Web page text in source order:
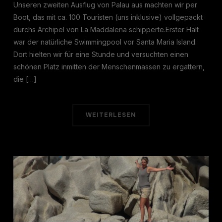
Unseren zweiten Ausflug von Palau aus machten wir per
Boot, das mit ca. 100 Touristen (uns inklusive) vollgepackt
durchs Archipel von La Maddalena schipperte.Erster Halt
war der natürliche Swimmingpool vor Santa Maria Island.
Dort hielten wir für eine Stunde und versuchten einen
schönen Platz inmitten der Menschenmassen zu ergattern,
die […]
WEITERLESEN